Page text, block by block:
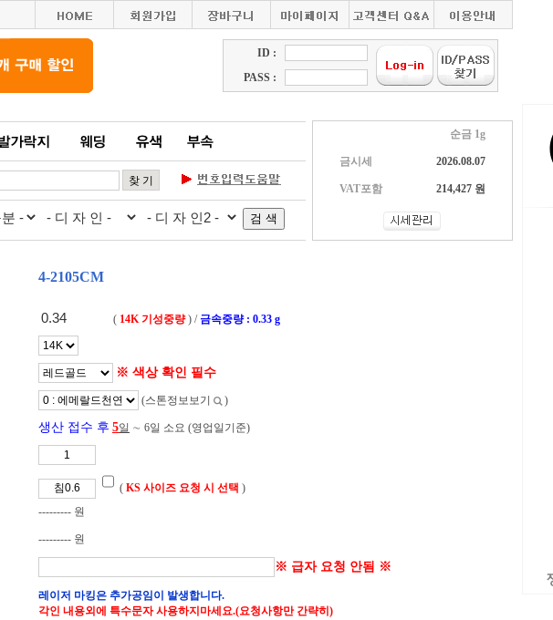
ID :
PASS :
순금 1g
금시세 2026.08.07
VAT포함 214,427 원
4-2105CM
( 14K 기성중량) /금속중량 : 0.33 g
※ 색상 확인 필수
(스톤정보보기 )
생산 접수 후 5일 ∼ 6일 소요 (영업일기준)
( KS 사이즈 요청 시 선택 )
--------- 원
--------- 원
※ 급자 요청 안됨 ※
레이저 마킹은 추가공임이 발생합니다.
각인 내용외에 특수문자 사용하지마세요.(요청사항만 간략히)